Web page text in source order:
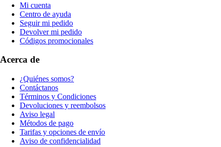
Mi cuenta
Centro de ayuda
Seguir mi pedido
Devolver mi pedido
Códigos promocionales
Acerca de
¿Quiénes somos?
Contáctanos
Términos y Condiciones
Devoluciones y reembolsos
Aviso legal
Métodos de pago
Tarifas y opciones de envío
Aviso de confidencialidad